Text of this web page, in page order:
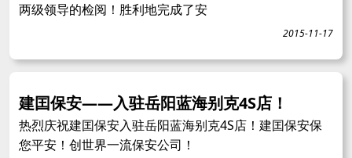
两级领导的检阅！胜利地完成了安
2015-11-17
建囯保安——入驻岳阳蓝海别克4S店！
热烈庆祝建囯保安入驻岳阳蓝海别克4S店！建囯保安保
您平安！创世界一流保安公司！